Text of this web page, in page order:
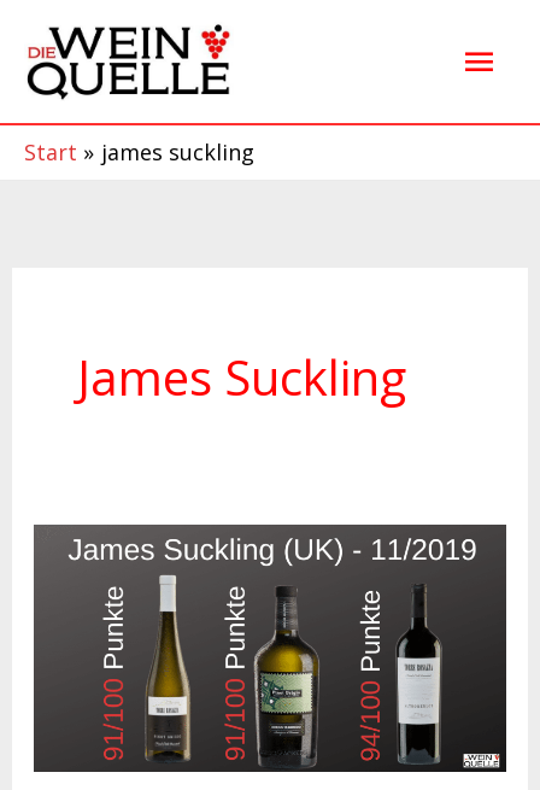
Inhalt
springen
Start james suckling
James Suckling
James
Suckling
11/2019